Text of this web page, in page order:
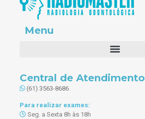
Menu
Central de Atendimento
(61) 3563-8686
Para realizar exames:
Seg. a Sexta 8h às 18h